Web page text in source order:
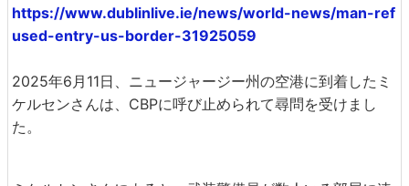
https://www.dublinlive.ie/news/world-news/man-ref
used-entry-us-border-31925059
2025年6月11日、ニュージャージー州の空港に到着したミ
ケルセンさんは、CBPに呼び止められて尋問を受けまし
た。